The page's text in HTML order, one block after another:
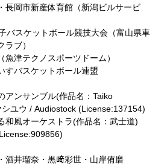
岡市新産体育館（新潟ビルサービ
バスケットボール競技大会（富山県車
ブ）
津テクノスポーツドーム）
バスケットボール連盟
アンサンブル(作品名：Taiko
ユウ / Audiostock (License:137154)
和⾵オーケストラ(作品名：武⼠道)
酒井瑠奈・黒﨑彩世・山岸侑磨